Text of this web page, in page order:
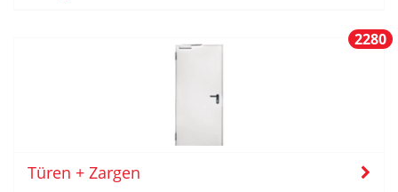
2280
Türen + Zargen